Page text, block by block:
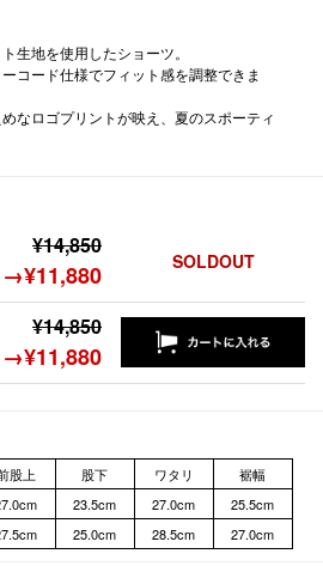
生地を使用したショーツ。
コード仕様でフィット感を調整できま
なロゴプリントが映え、夏のスポーティ
¥14,850
→¥11,880 SOLDOUT
¥14,850
→¥11,880
股上 股下 ワタリ
裾幅
23.5cm 27.0cm
25.5cm
25.0cm 28.5cm 27.0cm